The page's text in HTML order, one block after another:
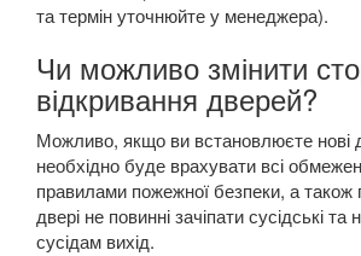
та термін уточнюйте у менеджера).
Чи можливо змінити
відкривання дверей?
Можливо, якщо ви встановлюєте нові
необхідно буде врахувати всі
правилами пожежної безпеки, а також
двері не повинні зачіпати сусідські та
сусідам вихід.